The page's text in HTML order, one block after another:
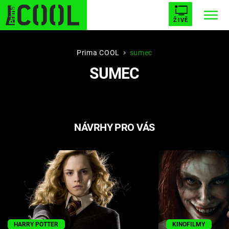
ŽIVĚ
STARHOUSE BUFFY, PŘEMOŽITELKA UPÍRŮ
PLNEJ KOTEL AVENGERS 5
Seriály
Hry
Prima COOL sumec
SUMEC
NÁVRHY PRO VÁS
HARRY POTTER KINOFILMY